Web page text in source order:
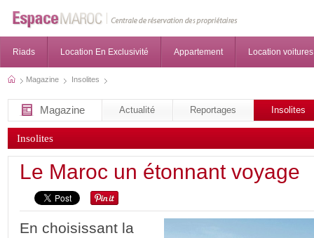
Riads Location En Exclusivité Appartement Location voitures
Magazine Insolites
Magazine Actualité Reportages Insolites
Insolites
Le Maroc un étonnant voyage
En choisissant la